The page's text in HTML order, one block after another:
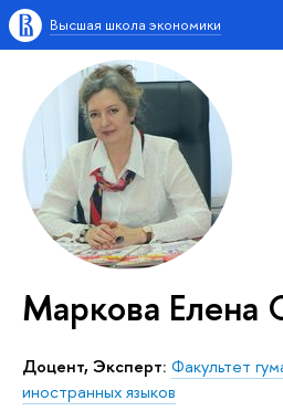
Высшая школа экономики
Маркова Елена
Доцент, Эксперт: Факультет
иностранных языков